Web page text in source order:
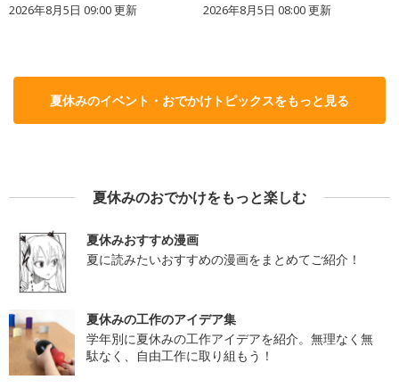
2026年8月5日 09:00更新 2026年8月5日 08:00更新
夏休みのイベント・おでかけトピックスをもっと見る
夏休みのおでかけをもっと楽しむ
夏休みおすすめ漫画
夏に読みたいおすすめの漫画をまとめてご紹介！
夏休みの工作のアイデア集
学年別に夏休みの工作アイデアを紹介。無理なく無
駄なく、自由工作に取り組もう！